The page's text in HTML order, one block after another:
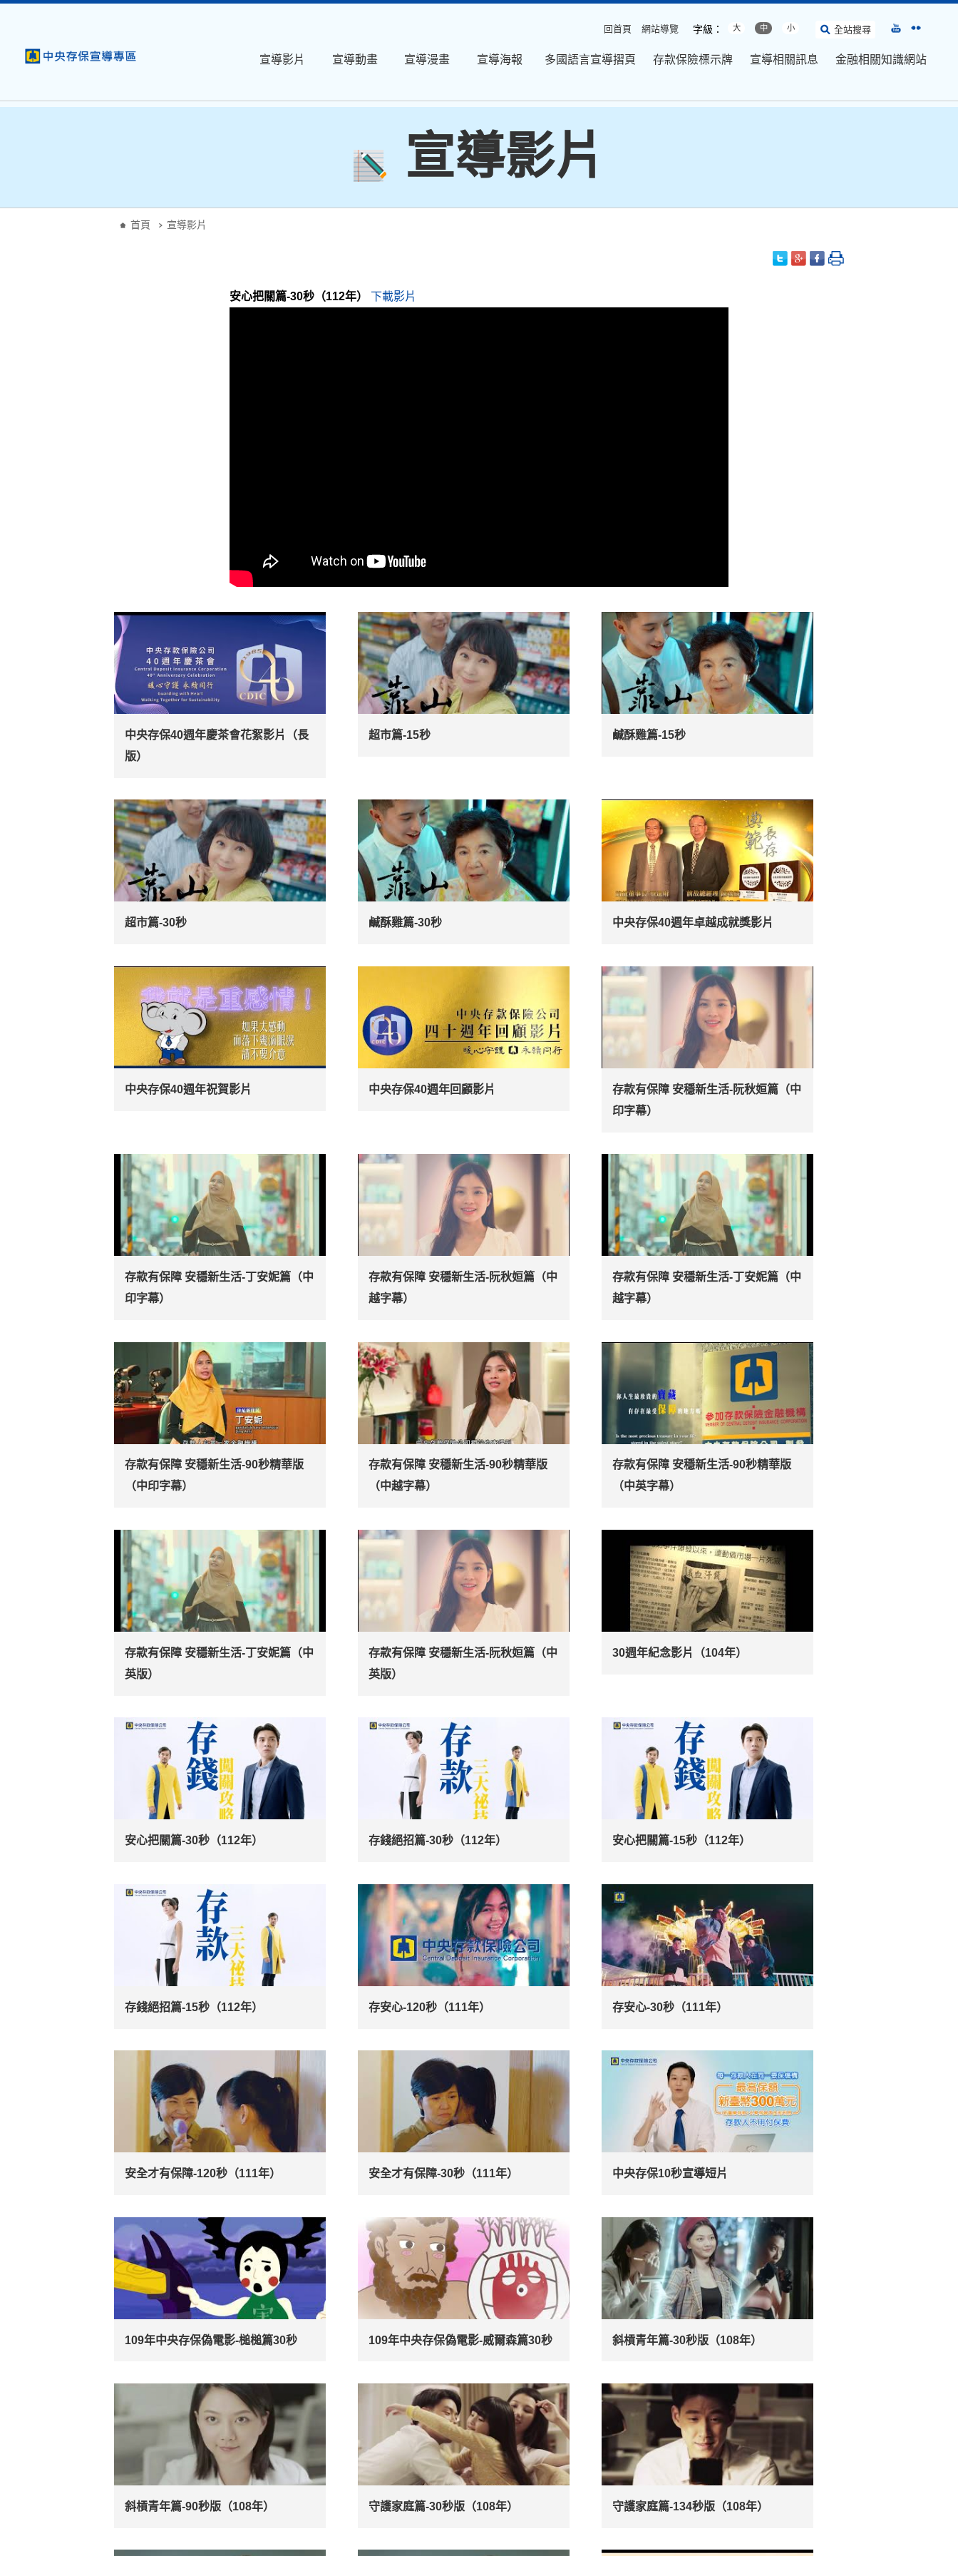
回首頁 網站導覽 字級： 大 中 小 全站搜尋
宣導影片 宣導動畫 宣導漫畫 宣導海報 多國語言宣導摺頁 存款保險標示牌 宣導相關訊息 金融相關知識網站
宣導影片
首頁 宣導影片
安心把關篇-30秒（112年） 下載影片
中央存保40週年慶茶會花絮影片（長
版）
超市篇-15秒 鹹酥雞篇-15秒
超市篇-30秒 鹹酥雞篇-30秒 中央存保40週年卓越成就獎影片
中央存保40週年祝賀影片 中央存保40週年回顧影片
存款有保障 安穩新生活-阮秋姮篇（中
印字幕）
存款有保障 安穩新生活-丁安妮篇（中
印字幕）
存款有保障 安穩新生活-阮秋姮篇（中
越字幕）
存款有保障 安穩新生活-丁安妮篇（中
越字幕）
存款有保障 安穩新生活-90秒精華版
（中印字幕）
存款有保障 安穩新生活-90秒精華版
（中越字幕）
存款有保障 安穩新生活-90秒精華版
（中英字幕）
存款有保障 安穩新生活-丁安妮篇（中
英版）
存款有保障 安穩新生活-阮秋姮篇（中
英版）
30週年紀念影片（104年）
安心把關篇-30秒（112年） 存錢絕招篇-30秒（112年） 安心把關篇-15秒（112年）
存錢絕招篇-15秒（112年） 存安心-120秒（111年） 存安心-30秒（111年）
安全才有保障-120秒（111年） 安全才有保障-30秒（111年） 中央存保10秒宣導短片
109年中央存保偽電影-槌槌篇30秒 109年中央存保偽電影-威爾森篇30秒 斜槓青年篇-30秒版（108年）
斜槓青年篇-90秒版（108年） 守護家庭篇-30秒版（108年） 守護家庭篇-134秒版（108年）